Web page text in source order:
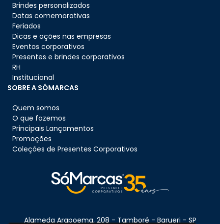
Brindes personalizados
Datas comemorativas
Feriados
Dicas e ações nas empresas
Eventos corporativos
Presentes e brindes corporativos
RH
Institucional
SOBRE A SÓMARCAS
Quem somos
O que fazemos
Principais Lançamentos
Promoções
Coleções de Presentes Corporativos
Alameda Arapoema, 208 - Tamboré - Barueri - SP